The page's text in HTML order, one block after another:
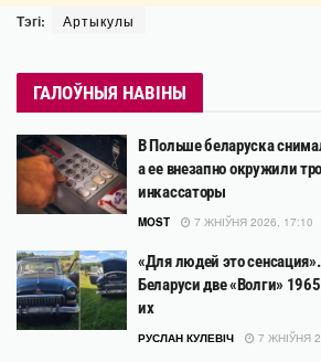
Тэгі: Артыкулы
ГАЛОЎНЫЯ НАВІНЫ
В Польше беларуска
а ее внезапно окружили
инкассаторы
MOST 7 ЖНІЎНЯ 2026, 17:10
«Для людей это
Беларуси две «Волги»
их
РУСЛАН КУЛЕВІЧ 7 ЖНІЎНЯ